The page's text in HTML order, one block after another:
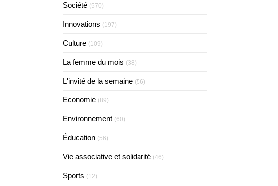
Société (570)
Innovations (197)
Culture (109)
La femme du mois (38)
L'invité de la semaine (56)
Economie (89)
Environnement (60)
Éducation (56)
Vie associative et solidarité (46)
Sports (12)